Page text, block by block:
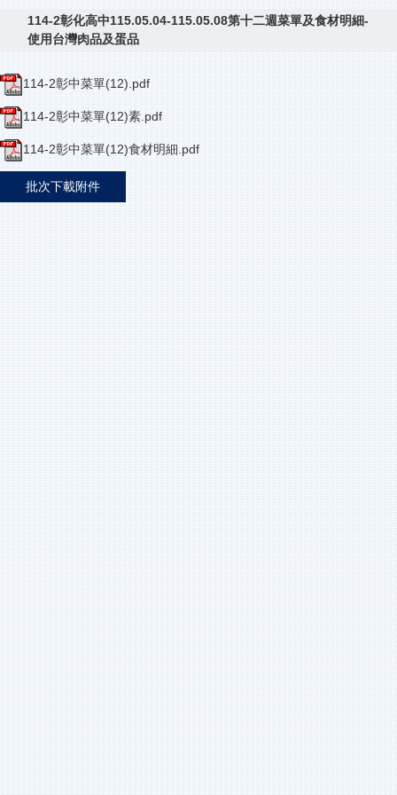
114-2彰化高中115.05.04-115.05.08第十二週菜單及食材明細-
使用台灣肉品及蛋品
114-2彰中菜單(12).pdf
114-2彰中菜單(12)素.pdf
114-2彰中菜單(12)食材明細.pdf
批次下載附件